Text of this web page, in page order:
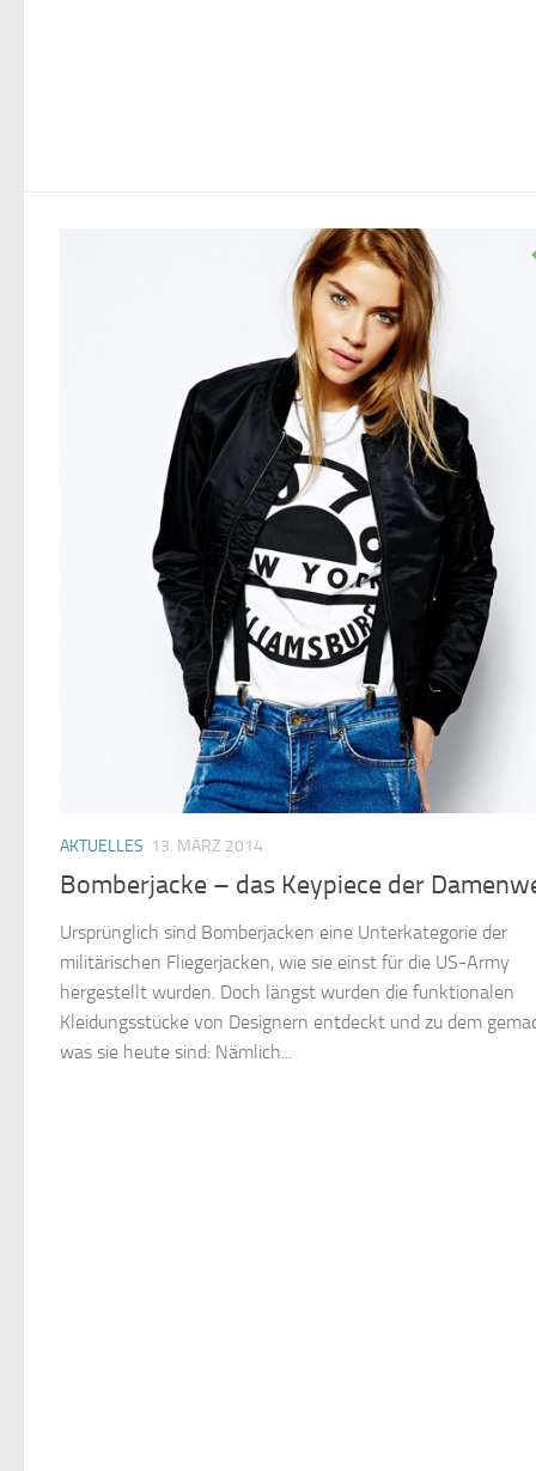
AKTUELLES 13. MÄRZ 2014
Bomberjacke – das Keypiece der
Ursprünglich sind Bomberjacken eine Unterkategorie der
militärischen Fliegerjacken, wie sie einst für die US-Army
hergestellt wurden. Doch längst wurden die funktionalen
Kleidungsstücke von Designern entdeckt und zu dem
was sie heute sind: Nämlich...